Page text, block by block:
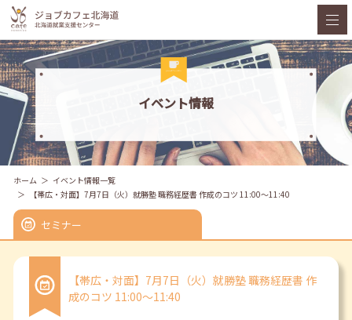
イベント情報
ホーム
イベント情報一覧
【帯広・対面】7月7日（火）就勝塾 職務経歴書 作成のコツ 11:00～11:40
セミナー
【帯広・対面】7月7日（火）就勝塾 職務経歴書 作
成のコツ 11:00～11:40